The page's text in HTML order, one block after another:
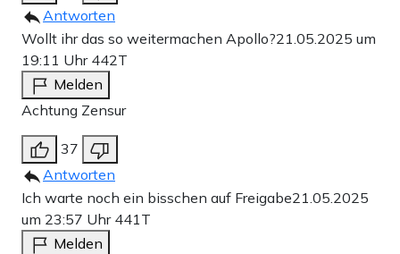
Antworten
Wollt ihr das so weitermachen Apollo?21.05.2025 um
19:11 Uhr 442T
Melden
Achtung Zensur
37
Antworten
Ich warte noch ein bisschen auf Freigabe21.05.2025
um 23:57 Uhr 441T
Melden